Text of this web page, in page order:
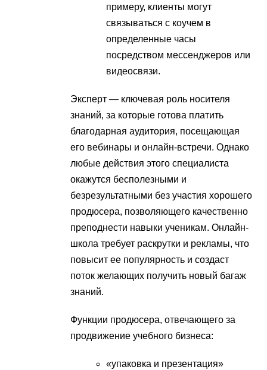
примеру, клиенты могут
связываться с коучем в
определенные часы
посредством мессенджеров или
видеосвязи.
Эксперт — ключевая роль носителя
знаний, за которые готова платить
благодарная аудитория, посещающая
его вебинары и онлайн-встречи. Однако
любые действия этого специалиста
окажутся бесполезными и
безрезультатными без участия хорошего
продюсера, позволяющего качественно
преподнести навыки ученикам. Онлайн-
школа требует раскрутки и рекламы, что
повысит ее популярность и создаст
поток желающих получить новый багаж
знаний.
Функции продюсера, отвечающего за
продвижение учебного бизнеса:
«упаковка и презентация»